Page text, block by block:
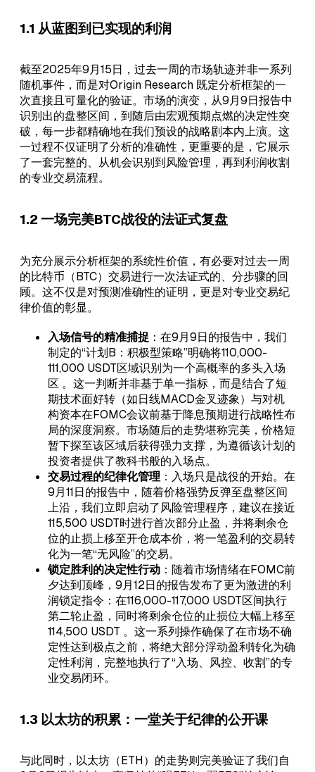
1.1 从蓝图到已实现的利润
截至2025年9月15日，过去一周的市场轨迹并非一系列
随机事件，而是对Origin Research 既定分析框架的一
次直接且可量化的验证。市场的演变，从9月9日报告中
识别出的盘整区间，到随后由宏观预期点燃的决定性突
破，每一步都精确地在我们预设的战略剧本内上演。这
一过程不仅证明了分析的准确性，更重要的是，它展示
了一套完整的、从机会识别到风险管理，再到利润收割
的专业交易流程。
1.2 一场完美BTC战役的法证式复盘
为充分展示分析框架的系统性价值，有必要对过去一周
的比特币（BTC）交易进行一次法证式的、分步骤的回
顾。这不仅是对预测准确性的证明，更是对专业交易纪
律价值的彰显。
入场信号的精准捕捉 ：在9月9日的报告中，我们
制定的“计划B：积极型策略”明确将110,000-
111,000 USDT区域识别为一个高概率的多头入场
区 。这一判断并非基于单一指标，而是结合了短
期技术面好转（如日线MACD金叉迹象）与对机
构资本在FOMC会议前基于降息预期进行战略性布
局的深度洞察。市场随后的走势堪称完美，价格短
暂下探至该区域后获得强力支撑，为遵循该计划的
投资者提供了教科书般的入场点。
交易过程的纪律化管理 ：入场只是战役的开始。在
9月11日的报告中，随着价格强势反弹至盘整区间
上沿，我们立即启动了风险管理程序，建议在接近
115,500 USDT时进行首次部分止盈，并将剩余仓
位的止损上移至开仓成本价，将一笔盈利的交易转
化为一笔“无风险”的交易。
锁定胜利的决定性行动 ：随着市场情绪在FOMC前
夕达到顶峰，9月12日的报告发布了更为激进的利
润锁定指令：在116,000-117,000 USDT区间执行
第二轮止盈，同时将剩余仓位的止损位大幅上移至
114,500 USDT 。这一系列操作确保了在市场不确
定性达到极点之前，将绝大部分浮动盈利转化为确
定性利润，完整地执行了“入场、风控、收割”的专
业交易闭环。
1.3 以太坊的积累：一堂关于纪律的公开课
与此同时，以太坊（ETH）的走势则完美验证了我们自